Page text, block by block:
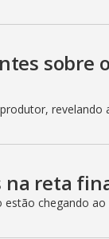
sobre
revelando
na reta
estão chegando ao